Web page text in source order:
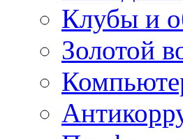
Клубы и
Золотой